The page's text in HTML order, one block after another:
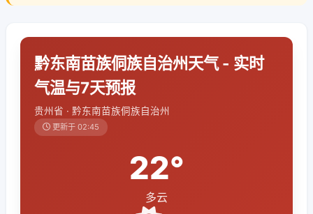
黔东南苗族侗族自治州天气 - 实时
气温与7天预报
贵州省 · 黔东南苗族侗族自治州
更新于 02:45
22°
多云